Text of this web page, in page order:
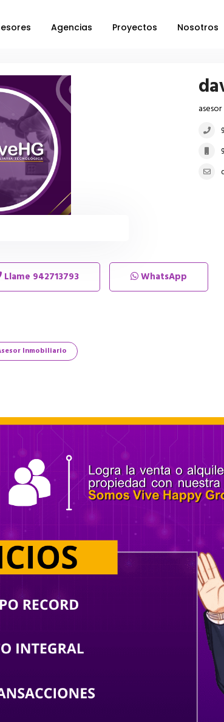
Agencias Proyectos Nosotros
asesor
Llame 942713793 WhatsApp
Inmobiliario